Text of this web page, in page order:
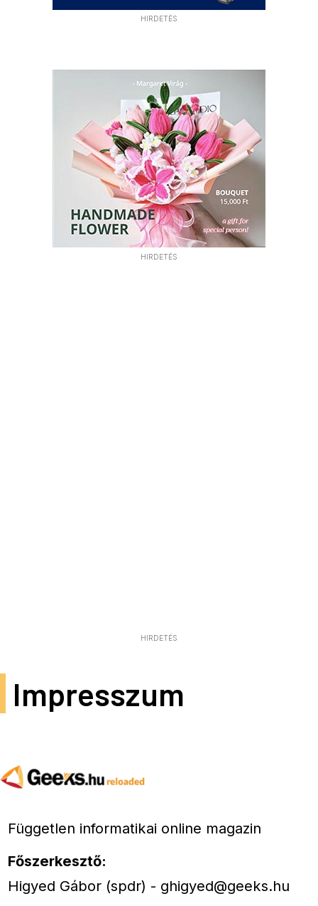
HIRDETÉS
HIRDETÉS
HIRDETÉS
Impresszum
Független informatikai online magazin
Főszerkesztő:
Higyed Gábor (spdr) - ghigyed@geeks.hu